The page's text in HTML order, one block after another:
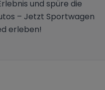
und spüre die
– Jetzt Sportwagen
erleben!